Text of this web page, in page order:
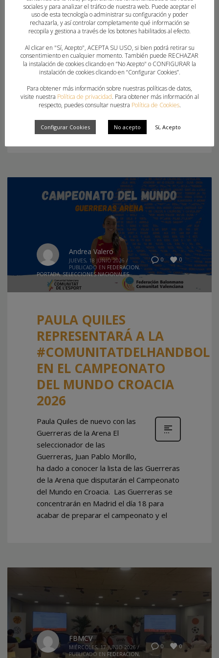
Los árbitros del CTA de la
FBMCV participaron en el
curso de ascenso que se
realizó en Granollers La
Comunitat Valenciana ha estado
representada de forma destacada en la
edición más reciente de la Granollers Cup,
donde cuatro árbitros del Comité
Territorial han participado en el curso de
consolidado como
0 0
Andrea Valero
JUEVES, 18 JUNIO 2026 /
PUBLICADO EN FEDERACION,
PORTADA,SELECCIONES NACIONALES
PAULA QUILES
REPRESENTARÁ A LA
#COMUNITATDELHANDBOL
EN EL CAMPEONATO
DEL MUNDO CROACIA
2026
Paula Quiles de nuevo con las
Guerreras de la Arena El
seleccionador de las
Guerreras, Juan Pablo Morillo,
ha dado a conocer la lista de las Guerreras
de la Arena que disputarán el Campeonato
del Mundo en Croacia. Las Guerreras se
concentrarán en Madrid el día 18 para
acabar de preparar el campeonato y el
0 0
FBMCV
MIÉRCOLES, 17 JUNIO 2026 /
PUBLICADO EN FEDERACION,
sociales y para analizar el tráfico de nuestra web. Puede aceptar el
uso de esta tecnología o administrar su configuración y poder
rechazarla, y así controlar completamente qué información se
recopila y gestiona a través de los botones habilitados al efecto.
Al clicar en "Sí, Acepto", ACEPTA SU USO, si bien podrá retirar su
consentimiento en cualquier momento. También puede RECHAZAR
la instalación de cookies clicando en “No Acepto" o CONFIGURAR la
instalación de cookies clicando en “Configurar Cookies”.
Para obtener más información sobre nuestras políticas de datos,
visite nuestra Política de privacidad. Para obtener más información al
respecto, puedes consultar nuestra Política de Cookies.
Configurar Cookies No acepto Sí, Acepto